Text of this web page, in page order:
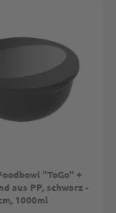
"ToGo" +
aus PP, schwarz -
1000ml